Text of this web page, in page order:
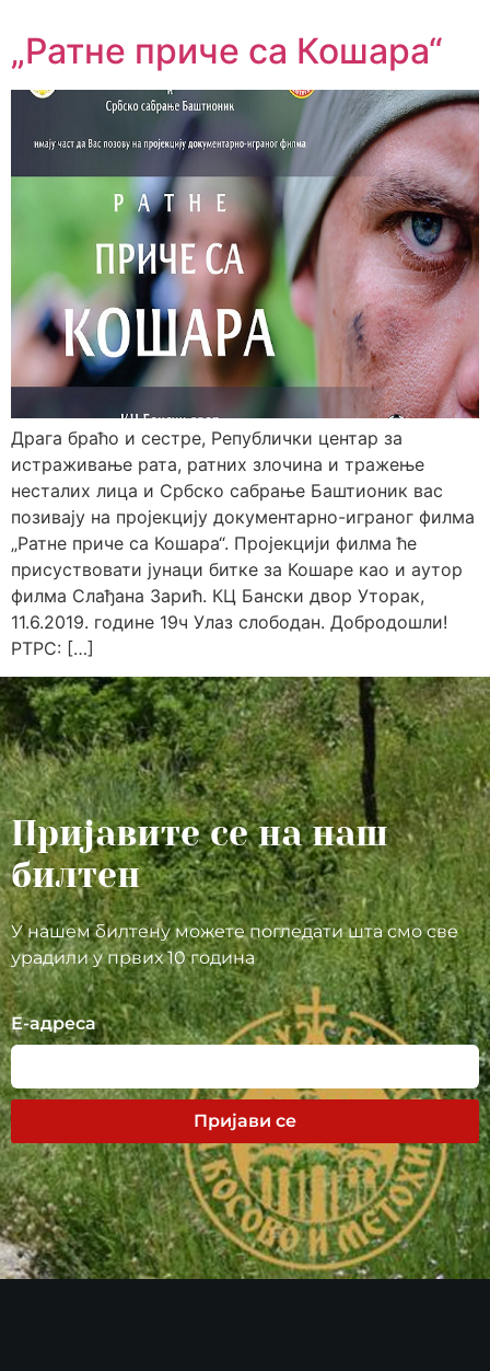
„Ратне приче са Кошара“
Драга браћо и сестре, Републички центар за
истраживање рата, ратних злочина и тражење
несталих лица и Србско сабрање Баштионик вас
позивају на пројекцију документарно-играног филма
„Ратне приче са Кошара“. Пројекцији филма ће
присуствовати јунаци битке за Кошаре као и аутор
филма Слађана Зарић. КЦ Бански двор Уторак,
11.6.2019. године 19ч Улаз слободан. Добродошли!
РТРС: […]
Пријавите се на наш
билтен
У нашем билтену можете погледати шта смо све
урадили у првих 10 година
Е-адреса
Пријави се